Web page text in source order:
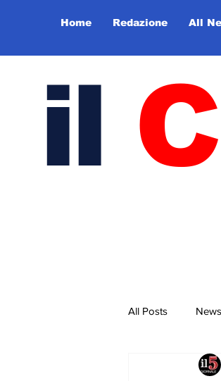
Home Redazione All
il
All Posts News
Rubriche &